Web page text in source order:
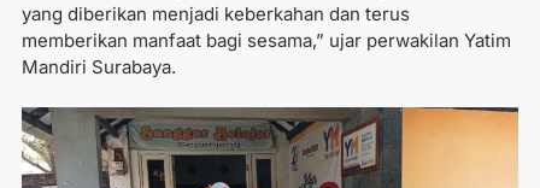
yang diberikan menjadi keberkahan dan terus
memberikan manfaat bagi sesama,” ujar perwakilan Yatim
Mandiri Surabaya.